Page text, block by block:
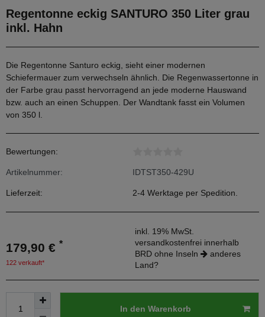
Regentonne eckig SANTURO 350 Liter grau
inkl. Hahn
Die Regentonne Santuro eckig, sieht einer modernen
Schiefermauer zum verwechseln ähnlich. Die Regenwassertonne in
der Farbe grau passt hervorragend an jede moderne Hauswand
bzw. auch an einen Schuppen. Der Wandtank fasst ein Volumen
von 350 l.
Bewertungen:
Artikelnummer: IDTST350-429U
Lieferzeit: 2-4 Werktage per Spedition.
179,90 € *
122 verkauft*
inkl. 19% MwSt.
versandkostenfrei innerhalb
BRD ohne Inseln
anderes
Land?
In den Warenkorb